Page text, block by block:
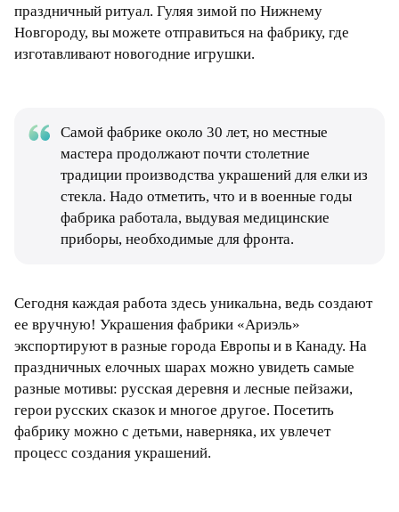
праздничный ритуал. Гуляя зимой по Нижнему
Новгороду, вы можете отправиться на фабрику, где
изготавливают новогодние игрушки.
Самой фабрике около 30 лет, но местные
мастера продолжают почти столетние
традиции производства украшений для елки из
стекла. Надо отметить, что и в военные годы
фабрика работала, выдувая медицинские
приборы, необходимые для фронта.
Сегодня каждая работа здесь уникальна, ведь создают
ее вручную! Украшения фабрики «Ариэль»
экспортируют в разные города Европы и в Канаду. На
праздничных елочных шарах можно увидеть самые
разные мотивы: русская деревня и лесные пейзажи,
герои русских сказок и многое другое. Посетить
фабрику можно с детьми, наверняка, их увлечет
процесс создания украшений.